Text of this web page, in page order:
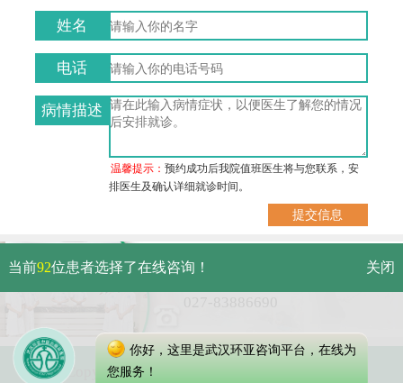
姓名
电话
病情描述
温馨提示：预约成功后我院值班医生将与您联系，安
排医生及确认详细就诊时间。
武汉市硚口区解放大道479号
免费电话：
Copyright 2023 武汉环亚中医白癜风医院
当前92位患者选择了在线咨询！ 关闭
你好，这里是武汉环亚咨询平台，在线为
您服务！